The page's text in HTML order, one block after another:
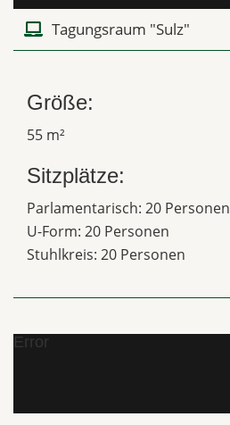
Tagungsraum "Sulz"
Größe:
55 m²
Sitzplätze:
Parlamentarisch: 20 Personen
U-Form: 20 Personen
Stuhlkreis: 20 Personen
Error